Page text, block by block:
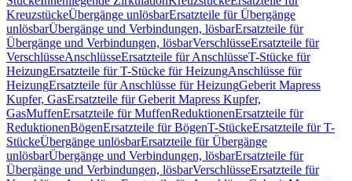
KreuzstückeÜbergänge unlösbarErsatzteile für Übergänge
unlösbarÜbergänge und Verbindungen, lösbarErsatzteile für
Übergänge und Verbindungen, lösbarVerschlüsseErsatzteile für
VerschlüsseAnschlüsseErsatzteile für AnschlüsseT-Stücke für
HeizungErsatzteile für T-Stücke für HeizungAnschlüsse für
HeizungErsatzteile für Anschlüsse für HeizungGeberit Mapress
Kupfer, GasErsatzteile für Geberit Mapress Kupfer,
GasMuffenErsatzteile für MuffenReduktionenErsatzteile für
ReduktionenBögenErsatzteile für BögenT-StückeErsatzteile für T-
StückeÜbergänge unlösbarErsatzteile für Übergänge
unlösbarÜbergänge und Verbindungen, lösbarErsatzteile für
Übergänge und Verbindungen, lösbarVerschlüsseErsatzteile für